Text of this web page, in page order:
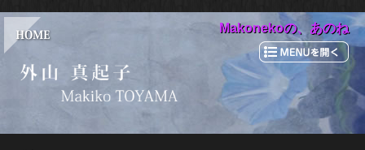
Makonekoの、あのね